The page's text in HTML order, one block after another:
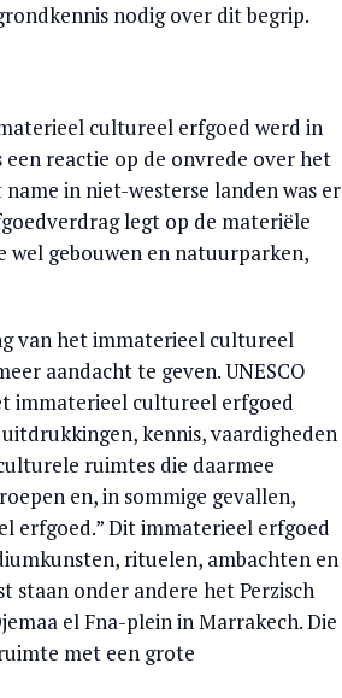
nodig over dit begrip.
cultureel erfgoed werd in
een reactie op de onvrede over het
in niet-westerse landen was er
legt op de materiële
wel gebouwen en natuurparken,
van het immaterieel cultureel
aandacht te geven. UNESCO
immaterieel cultureel erfgoed
kennis, vaardigheden
ruimtes die daarmee
en, in sommige gevallen,
erfgoed.” Dit immaterieel erfgoed
rituelen, ambachten en
staan onder andere het Perzisch
el Fna-plein in Marrakech. Die
met een grote